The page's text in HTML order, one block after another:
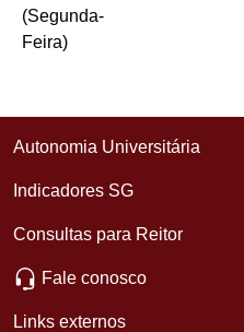
(Segunda-
Feira)
Autonomia Universitária
Indicadores SG
Consultas para Reitor
Fale conosco
Links externos